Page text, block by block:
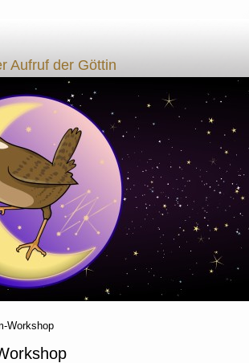
Aufruf der Göttin
Workshop